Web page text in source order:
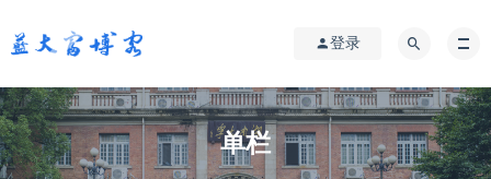
登录
单栏